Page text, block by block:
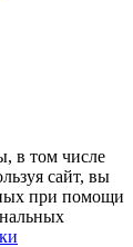
в том числе
сайт, вы
при помощи